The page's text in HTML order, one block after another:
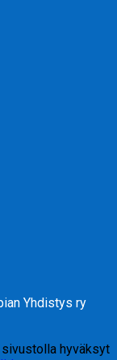
Yhdistys ry
hyväksyt